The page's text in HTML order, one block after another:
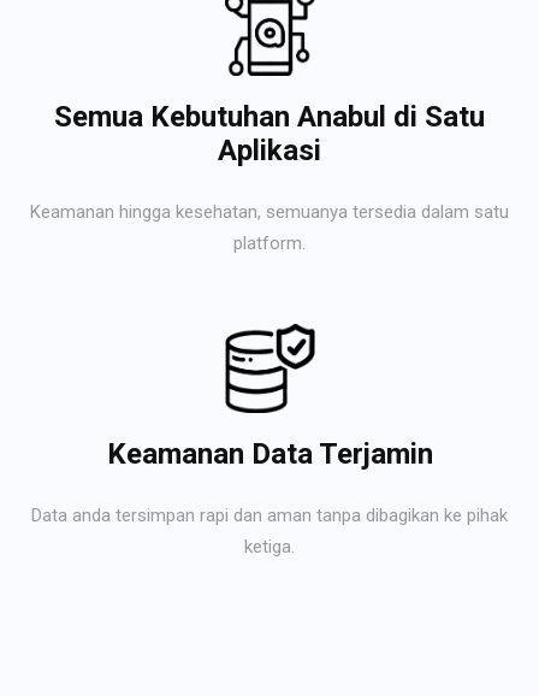
Semua Kebutuhan Anabul di Satu
Aplikasi
Keamanan hingga kesehatan, semuanya tersedia dalam satu
platform.
Keamanan Data Terjamin
Data anda tersimpan rapi dan aman tanpa dibagikan ke pihak
ketiga.